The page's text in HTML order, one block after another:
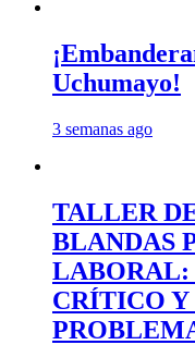
Uchumayo!
3 semanas ago
TALLER
BLANDAS
LABORAL:
CRÍTICO Y